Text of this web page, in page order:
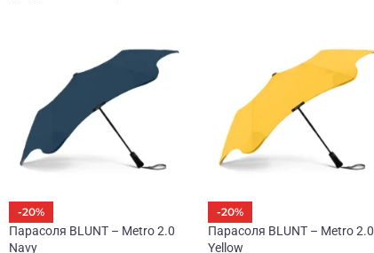
-20%
Парасоля BLUNT – Metro 2.0
Navy
-20%
Парасоля BLUNT – Metro 2.0
Yellow